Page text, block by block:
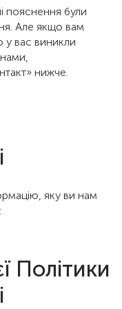
були
Але якщо вам
у вас виникли
нами,
нижче.
яку ви нам
Політики